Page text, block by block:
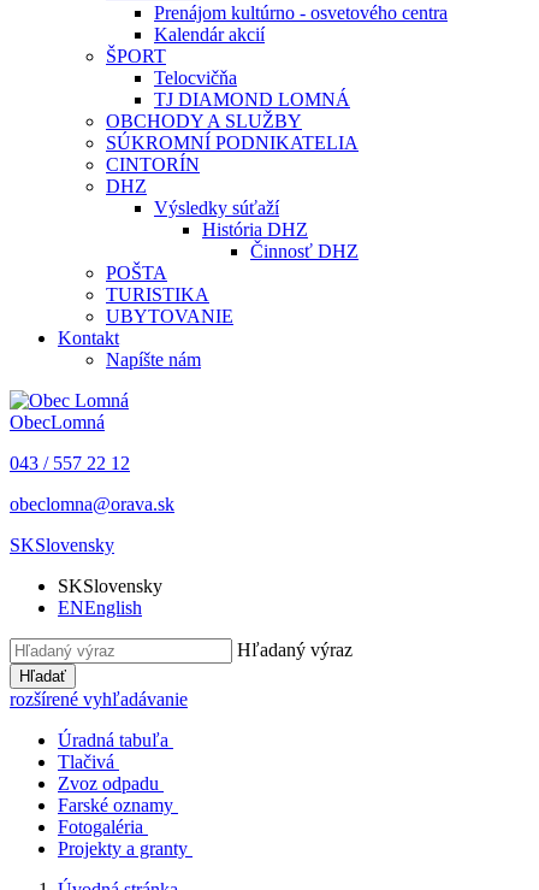
Prenájom kultúrno - osvetového centra
Kalendár akcií
ŠPORT
Telocvičňa
TJ DIAMOND LOMNÁ
OBCHODY A SLUŽBY
SÚKROMNÍ PODNIKATELIA
CINTORÍN
DHZ
Výsledky súťaží
História DHZ
Činnosť DHZ
POŠTA
TURISTIKA
UBYTOVANIE
Kontakt
Napíšte nám
ObecLomná
043 / 557 22 12
obeclomna@orava.sk
SKSlovensky
SKSlovensky
ENEnglish
Hľadaný výraz
Hľadať
rozšírené vyhľadávanie
Úradná tabuľa
Tlačivá
Zvoz odpadu
Farské oznamy
Fotogaléria
Projekty a granty